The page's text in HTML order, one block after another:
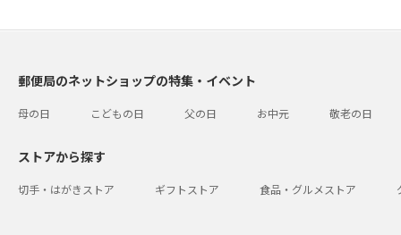
郵便局のネットショップの特集・イベント
母の日 こどもの日 父の日 お中元 敬老の日
ストアから探す
切手・はがきストア ギフトストア 食品・グルメストア